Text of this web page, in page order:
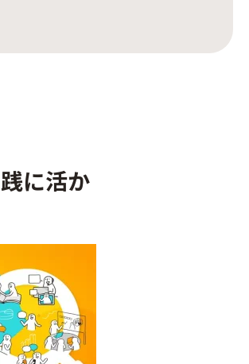
に活か